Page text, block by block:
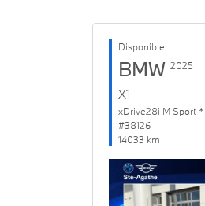
Disponible
BMW 2025
X1
xDrive28i M Sport
#38126
14033 km